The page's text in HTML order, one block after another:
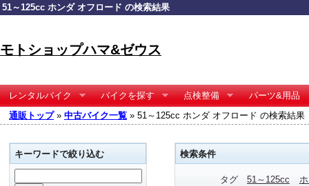
51～125cc ホンダ オフロード の検索結果
モトショップハマ&ゼウス
レンタルバイク バイクを探す 点検整備
パーツ&用品
通販トップ» 中古バイク一覧 » 51～125cc ホンダ オフロード の検索結果
検索条件
タグ 51～125cc
キーワードで絞り込む